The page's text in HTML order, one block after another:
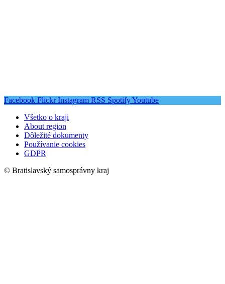
Facebook Flickr Instagram RSS SpotifyYoutube
Všetko o kraji
About region
Dôležité dokumenty
Používanie cookies
GDPR
© Bratislavský samosprávny kraj